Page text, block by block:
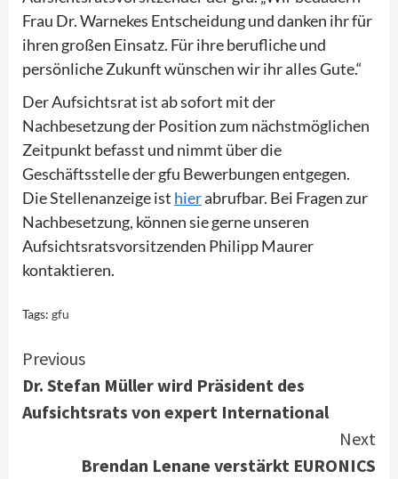
Frau Dr. Warnekes Entscheidung und danken ihr für
ihren großen Einsatz. Für ihre berufliche und
persönliche Zukunft wünschen wir ihr alles Gute.“
Der Aufsichtsrat ist ab sofort mit der
Nachbesetzung der Position zum nächstmöglichen
Zeitpunkt befasst und nimmt über die
Geschäftsstelle der gfu Bewerbungen entgegen.
Die Stellenanzeige ist hierabrufbar. Bei Fragen zur
Nachbesetzung, können sie gerne unseren
Aufsichtsratsvorsitzenden Philipp Maurer
kontaktieren.
Tags: gfu
Continue
Reading
Previous
Dr. Stefan Müller wird Präsident des
Aufsichtsrats von expert International
Next
Brendan Lenane verstärkt EURONICS